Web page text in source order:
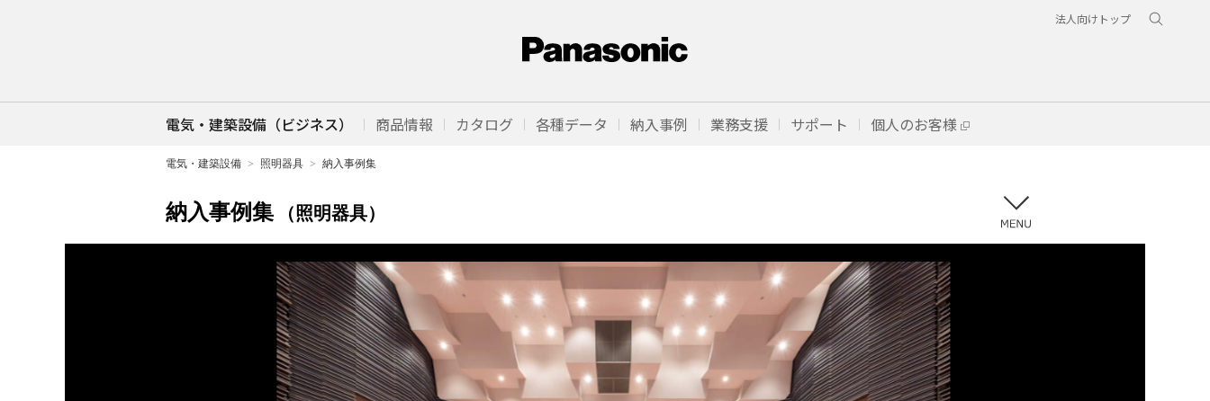
法人向けトップ
電気・建築設備（ビジネス） 商品情報 カタログ 各種データ 納入事例 業務支援 サポート 個人のお客様
電気・建築設備 照明器具 納入事例集
納入事例集 （照明器具）